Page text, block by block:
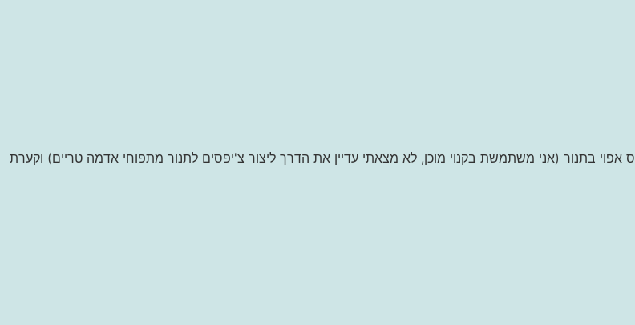
בתנור (אני משתמשת בקנוי מוכן, לא מצאתי עדיין את הדרך ליצור צ'יפסים לתנור מתפוחי אדמה טריים) וקערת